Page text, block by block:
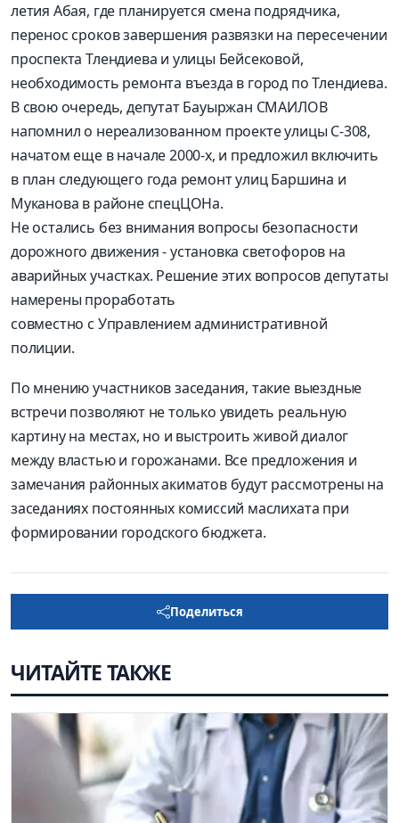
летия Абая, где планируется смена подрядчика,
перенос сроков завершения развязки на пересечении
проспекта Тлендиева и улицы Бейсековой,
необходимость ремонта въезда в город по Тлендиева.
В свою очередь, депутат Бауыржан СМАИЛОВ
напомнил о нереализованном проекте улицы С-308,
начатом еще в начале 2000-х, и предложил включить
в план следующего года ремонт улиц Баршина и
Муканова в районе спецЦОНа.
Не остались без внимания вопросы безопасности
дорожного движения - установка светофоров на
аварийных участках. Решение этих вопросов депутаты
намерены проработать
совместно с Управлением административной
полиции.
По мнению участников заседания, такие выездные
встречи позволяют не только увидеть реальную
картину на местах, но и выстроить живой диалог
между властью и горожанами. Все предложения и
замечания районных акиматов будут рассмотрены на
заседаниях постоянных комиссий маслихата при
формировании городского бюджета.
Поделиться
ЧИТАЙТЕ ТАКЖЕ